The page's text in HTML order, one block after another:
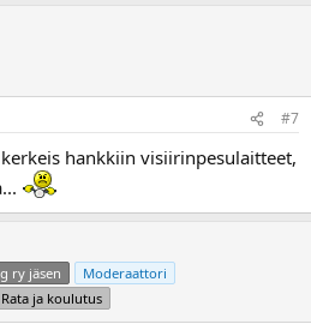
#7
hankkiin visiirinpesulaitteet,
ry jäsen
Moderaattori
Rata ja koulutus